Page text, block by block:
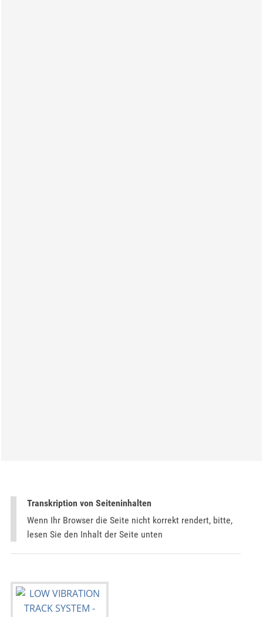
Transkription von Seiteninhalten
Wenn Ihr Browser die Seite nicht korrekt rendert, bitte,
lesen Sie den Inhalt der Seite unten